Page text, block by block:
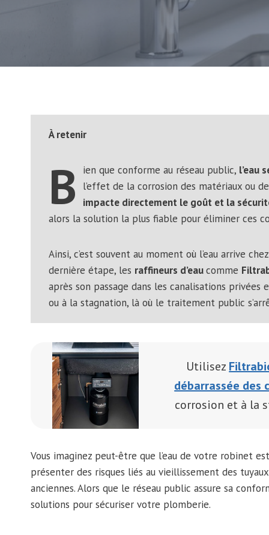
À retenir
B ien que conforme au réseau public, l’eau
l’effet de la corrosion des matériaux ou
impacte directement le goût et la
alors la solution la plus fiable pour éliminer ces
Ainsi, c’est souvent au moment où l’eau arrive
dernière étape, les raffineurs d’eaucomme
après son passage dans les canalisations
ou à la stagnation, là où le traitement public
Utilisez
débarrassée des
corrosion et à la
Vous imaginez peut-être que l’eau de votre robinet
présenter des risques liés au vieillissement des
anciennes. Alors que le réseau public assure sa
solutions pour sécuriser votre plomberie.